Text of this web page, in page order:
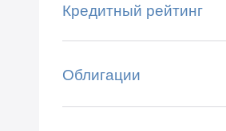
Кредитный рейтинг
Облигации